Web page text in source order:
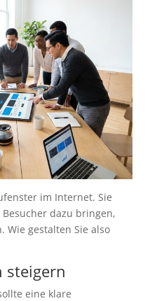
im Internet. Sie
dazu bringen,
Wie gestalten Sie also
steigern
eine klare